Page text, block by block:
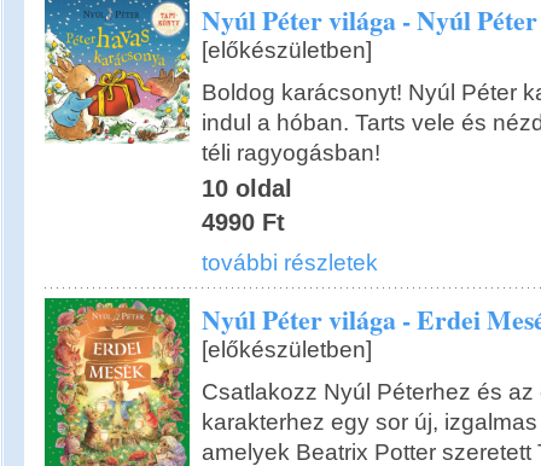
Nyúl Péter világa - Nyúl Péter
[előkészületben]
Boldog karácsonyt! Nyúl Péter
indul a hóban. Tarts vele és
téli ragyogásban!
10 oldal
4990 Ft
további részletek
Nyúl Péter világa - Erdei
[előkészületben]
Csatlakozz Nyúl Péterhez és
karakterhez egy sor új,
amelyek Beatrix Potter